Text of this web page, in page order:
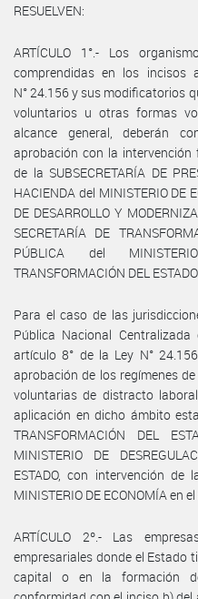
RESUELVEN:
ARTÍCULO 1°.- Los
comprendidas en los
N° 24.156 y sus modificatorios
voluntarios u otras formas
alcance general, deberán
aprobación con la
de la SUBSECRETARÍA DE
HACIENDA del MINISTERIO DE
DE DESARROLLO Y
SECRETARÍA DE
PÚBLICA del
TRANSFORMACIÓN DEL ESTADO.
Para el caso de las
Pública Nacional
artículo 8° de la Ley N°
aprobación de los regímenes
voluntarias de distracto
aplicación en dicho ámbito
TRANSFORMACIÓN DEL
MINISTERIO DE
ESTADO, con intervención de
MINISTERIO DE ECONOMÍA en
ARTÍCULO 2º.- Las
empresariales donde el Estado
capital o en la formación